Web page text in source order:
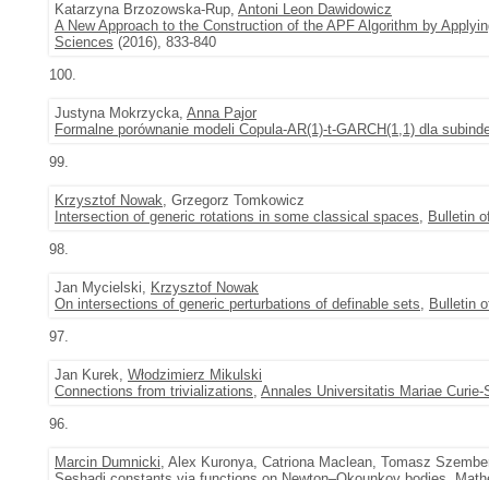
Katarzyna Brzozowska-Rup, Antoni Leon Dawidowicz
A New Approach to the Construction of the APF Algorithm by
Sciences (2016), 833-840
100.
Justyna Mokrzycka, Anna Pajor
Formalne porównanie modeli Copula-AR(1)-t-GARCH(1,1) dla
99.
Krzysztof Nowak, Grzegorz Tomkowicz
Intersection of generic rotations in some classical spaces, Bulletin
98.
Jan Mycielski, Krzysztof Nowak
On intersections of generic perturbations of definable sets, Bulletin
97.
Jan Kurek, Włodzimierz Mikulski
Connections from trivializations, Annales Universitatis Mariae
96.
Marcin Dumnicki, Alex Kuronya, Catriona Maclean, Tomasz